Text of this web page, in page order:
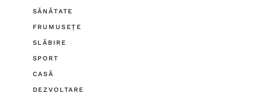
SĂNĂTATE
FRUMUSEȚE
SLĂBIRE
SPORT
CASĂ
DEZVOLTARE